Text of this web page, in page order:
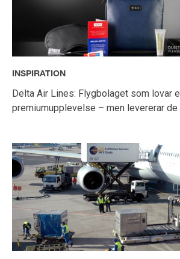
INSPIRATION
Delta Air Lines: Flygbolaget som lovar
premiumupplevelse – men levererar de